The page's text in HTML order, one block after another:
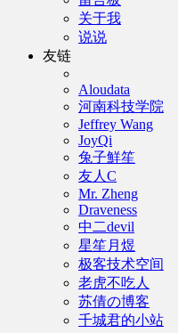
关于我
说说
友链
Aloudata
河南科技学院
Jeffrey Wang
JoyQi
兔子鮮笙
友人C
Mr. Zheng
Draveness
中二devil
星笙月煜
极客技术空间
老虎不吃人
苏倩の博客
千城君的小站